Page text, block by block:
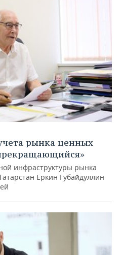
рынка ценных
инфраструктуры рынка
Еркин Губайдуллин